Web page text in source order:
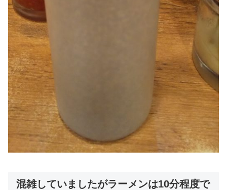
混雑していましたがラーメンは10分程度で